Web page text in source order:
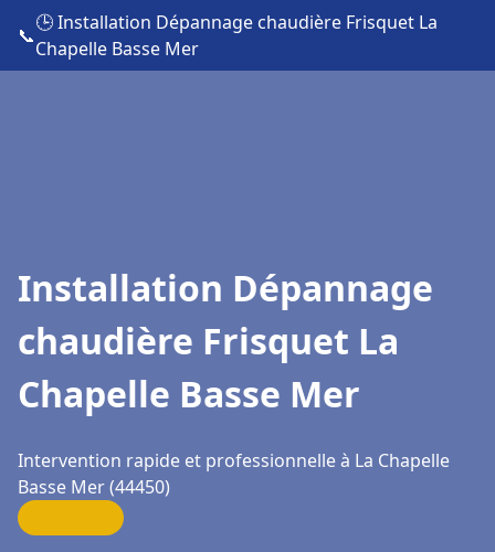
📞
🕒 Installation Dépannage chaudière Frisquet La
Chapelle Basse Mer
Installation Dépannage
chaudière Frisquet La
Chapelle Basse Mer
Intervention rapide et professionnelle à La Chapelle
Basse Mer (44450)